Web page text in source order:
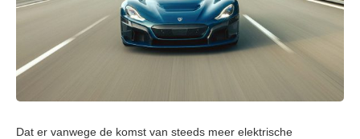
Dat er vanwege de komst van steeds meer elektrische